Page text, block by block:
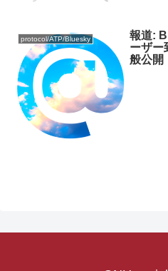
protocol/ATP/Bluesky
報道:
ーザー
般公開